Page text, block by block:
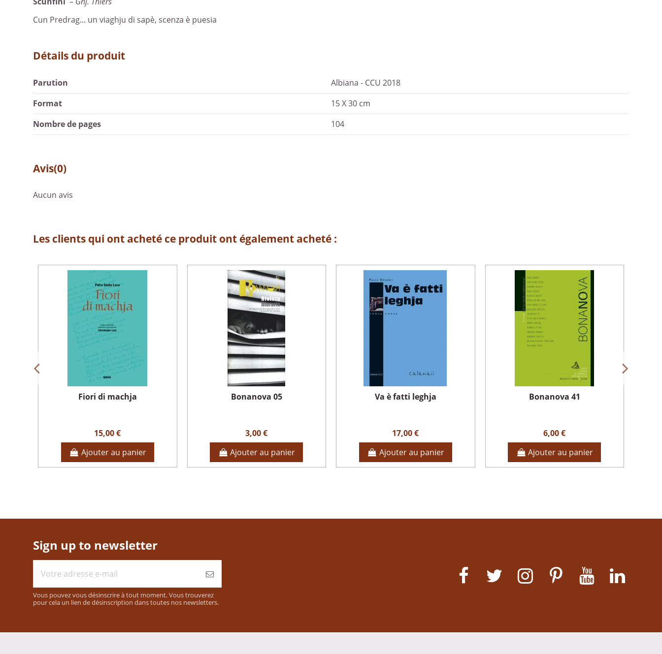
Cun Predrag... un viaghju di sapè, scenza è puesia
Détails du produit
Parution
Albiana - CCU 2018
Format
15 X 30 cm
Nombre de pages
104
Avis(0)
Aucun avis
Les clients qui ont acheté ce produit ont également acheté :
Fiori di machja
15,00 €
Ajouter au panier
Bonanova 05
3,00 €
Ajouter au panier
Va è fatti leghja
17,00 €
Ajouter au panier
Bonanova 41
6,00 €
Ajouter au panier
Sign up to newsletter
Vous pouvez vous désinscrire à tout moment. Vous trouverez
pour cela un lien de désinscription dans toutes nos newsletters.